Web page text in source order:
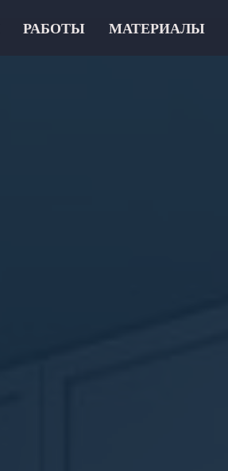
РАБОТЫ МАТЕРИАЛЫ